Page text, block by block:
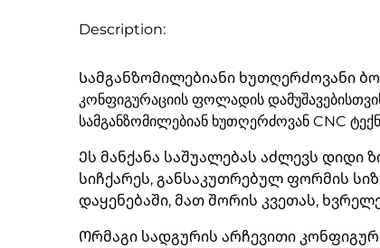
Description:
Სამგანზომილებიანი ხუთღერძოვანი
კონფიგურაციის ფოლადის
სამგანზომილებიან ხუთღერძოვან CNC
Ეს მანქანა საშუალებას აძლევს
სიჩქარეს, განსაკუთრებულ ფორმის
დაყენებაში, მათ შორის კვეთას,
Ორმაგი სადგურის არჩევითი